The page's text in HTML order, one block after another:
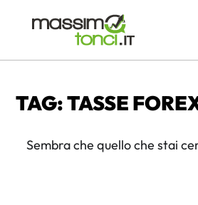
TAG: TASSE
Sembra che quello che stai